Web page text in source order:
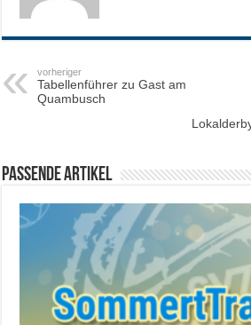
vorheriger
Tabellenführer zu Gast am
Quambusch
Passende Artikel